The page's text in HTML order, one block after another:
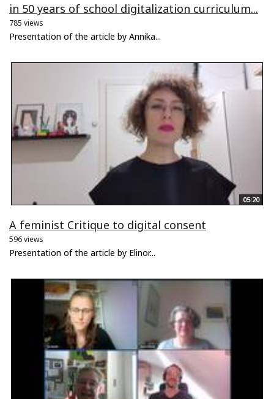
in 50 years of school digitalization curriculum...
785 views
Presentation of the article by Annika...
05:20
A feminist Critique to digital consent
596 views
Presentation of the article by Elinor...